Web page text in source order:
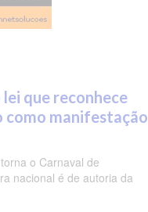
que reconhece
como manifestação
o Carnaval de
nacional é de autoria da